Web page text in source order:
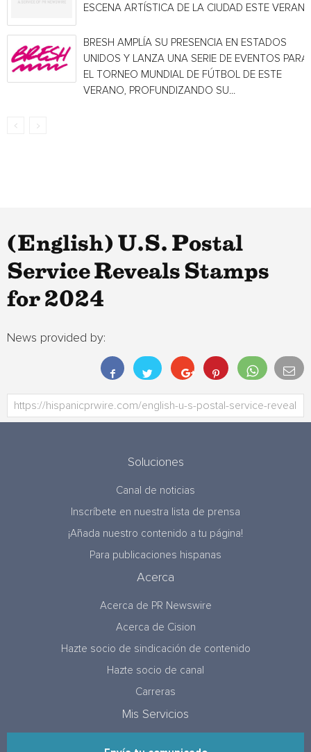
ESCENA ARTÍSTICA DE LA CIUDAD ESTE
BRESH AMPLÍA SU PRESENCIA EN ESTADOS
UNIDOS Y LANZA UNA SERIE DE EVENTOS PARA
EL TORNEO MUNDIAL DE FÚTBOL DE ESTE
VERANO, PROFUNDIZANDO SU...
(English) U.S. Postal
Service Reveals Stamps
for 2024
News provided by:
Soluciones
Canal de noticias
Inscríbete en nuestra lista de prensa
¡Añada nuestro contenido a tu página!
Para publicaciones hispanas
Acerca
Acerca de PR Newswire
Acerca de Cision
Hazte socio de sindicación de contenido
Hazte socio de canal
Carreras
Mis Servicios